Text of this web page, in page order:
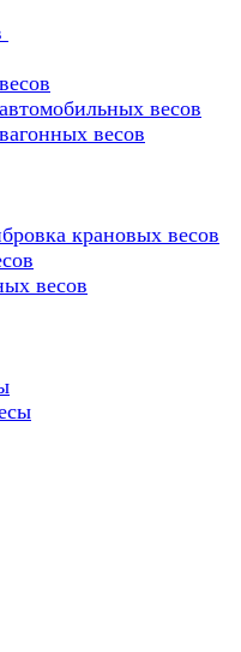
весов
весов
крановых весов
весов